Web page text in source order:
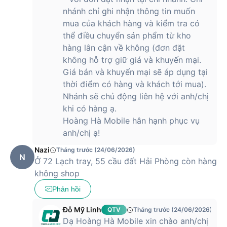
nhánh chỉ ghi nhận thông tin muốn
mua của khách hàng và kiểm tra có
thể điều chuyển sản phẩm từ kho
hàng lân cận về không (đơn đặt
không hỗ trợ giữ giá và khuyến mại.
Giá bán và khuyến mại sẽ áp dụng tại
thời điểm có hàng và khách tới mua).
Nhánh sẽ chủ động liên hệ với anh/chị
khi có hàng ạ.
Hoàng Hà Mobile hân hạnh phục vụ
anh/chị ạ!
N
Nazi Tháng trước (24/06/2026)
Ở 72 Lạch tray, 55 cầu đất Hải Phòng còn hàng
không shop
Phản hồi
Đỗ Mỹ Linh QTV Tháng trước (24/06/2026)
Dạ Hoàng Hà Mobile xin chào anh/chị